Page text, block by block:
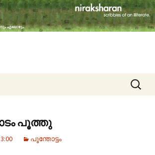
(നിരക്ഷരൻ)
reviews, social issues,
& lot more…
Search
for:
പൂത്തു
പൂന്തോട്ടം